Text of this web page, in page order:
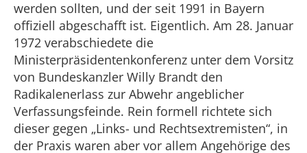
werden sollten, und der seit 1991 in Bayern
offiziell abgeschafft ist. Eigentlich. Am 28. Januar
1972 verabschiedete die
Ministerpräsidentenkonferenz unter dem Vorsitz
von Bundeskanzler Willy Brandt den
Radikalenerlass zur Abwehr angeblicher
Verfassungsfeinde. Rein formell richtete sich
dieser gegen „Links- und Rechtsextremisten“, in
der Praxis waren aber vor allem Angehörige des